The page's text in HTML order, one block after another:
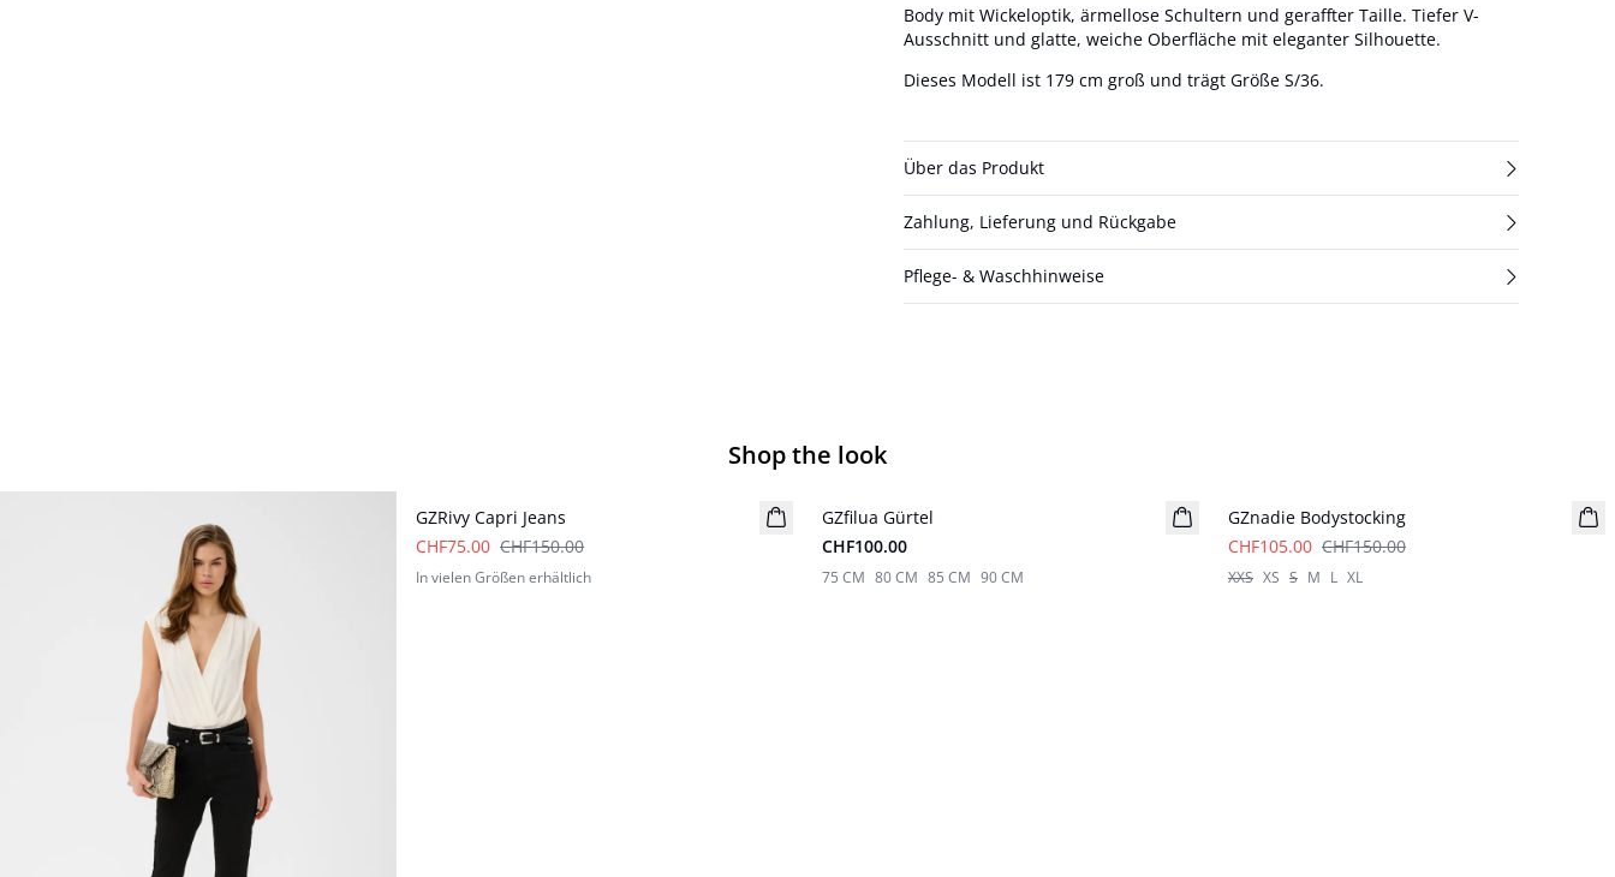
Body mit Wickeloptik, ärmellose Schultern und geraffter Taille. Tiefer V-
Ausschnitt und glatte, weiche Oberfläche mit eleganter Silhouette.
Dieses Modell ist 179 cm groß und trägt Größe S/36.
Über das Produkt
Zahlung, Lieferung und Rückgabe
Pflege- & Waschhinweise
Shop the look
GZRivy Capri Jeans
CHF75.00 CHF150.00
In vielen Größen erhältlich
Neuheiten
GZfilua Gürtel
CHF100.00
75 CM 80 CM 85 CM 90 CM
GZnadie Bodystocking
CHF105.00 CHF150.00
XXS XS S M L XL